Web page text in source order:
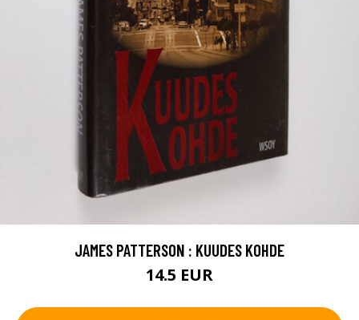
JAMES PATTERSON : KUUDES KOHDE
14.5 EUR